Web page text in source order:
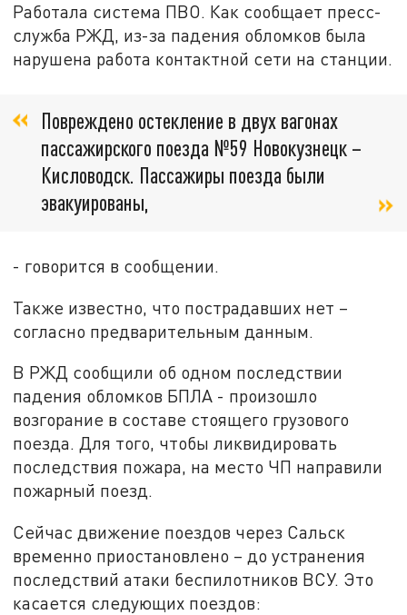
Работала система ПВО. Как сообщает пресс-
служба РЖД, из-за падения обломков была
нарушена работа контактной сети на станции.
Повреждено остекление в двух вагонах
пассажирского поезда №59 Новокузнецк –
Кисловодск. Пассажиры поезда были
эвакуированы,
- говорится в сообщении.
Также известно, что пострадавших нет –
согласно предварительным данным.
В РЖД сообщили об одном последствии
падения обломков БПЛА - произошло
возгорание в составе стоящего грузового
поезда. Для того, чтобы ликвидировать
последствия пожара, на место ЧП направили
пожарный поезд.
Сейчас движение поездов через Сальск
временно приостановлено – до устранения
последствий атаки беспилотников ВСУ. Это
касается следующих поездов: